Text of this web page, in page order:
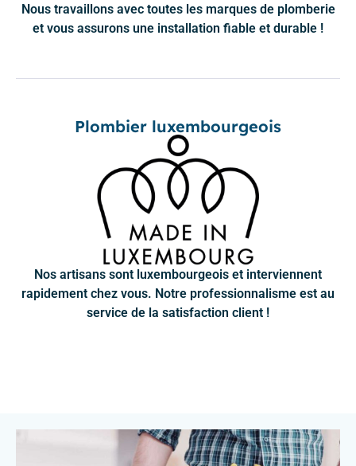
Nous travaillons avec toutes les marques de plomberie
et vous assurons une installation fiable et durable !
Plombier luxembourgeois
Nos artisans sont luxembourgeois et interviennent
rapidement chez vous. Notre professionnalisme est au
service de la satisfaction client !